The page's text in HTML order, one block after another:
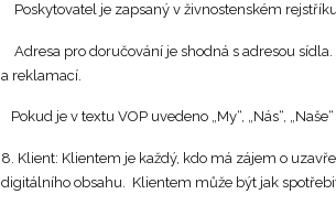
Poskytovatel je zapsaný v živnostenském
Adresa pro doručování je shodná s adresou
a reklamací.
Pokud je v textu VOP uvedeno „My“, „Nás“,
8. Klient: Klientem je každý, kdo má zájem o
digitálního obsahu. Klientem může být jak